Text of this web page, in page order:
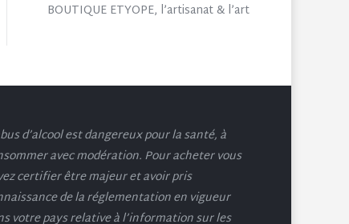
BOUTIQUE ETYOPE, l’artisanat & l’art
d’alcool est dangereux pour la santé, à
avec modération. Pour acheter vous
certifier être majeur et avoir pris
de la réglementation en vigueur
votre pays relative à l’information sur les